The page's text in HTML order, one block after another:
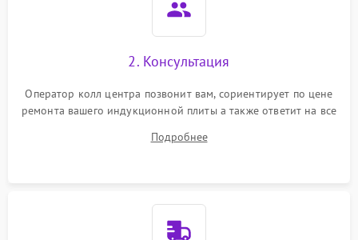
2. Консультация
Оператор колл центра позвонит вам, сориентирует по цене
ремонта вашего индукционной плиты а также ответит на все
Подробнее